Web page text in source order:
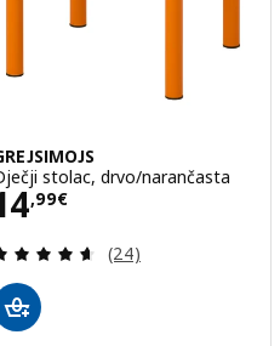
stolac, drvo/narančasta
,99€ 14,99€
Revizija: 4.6 od 5
(24)